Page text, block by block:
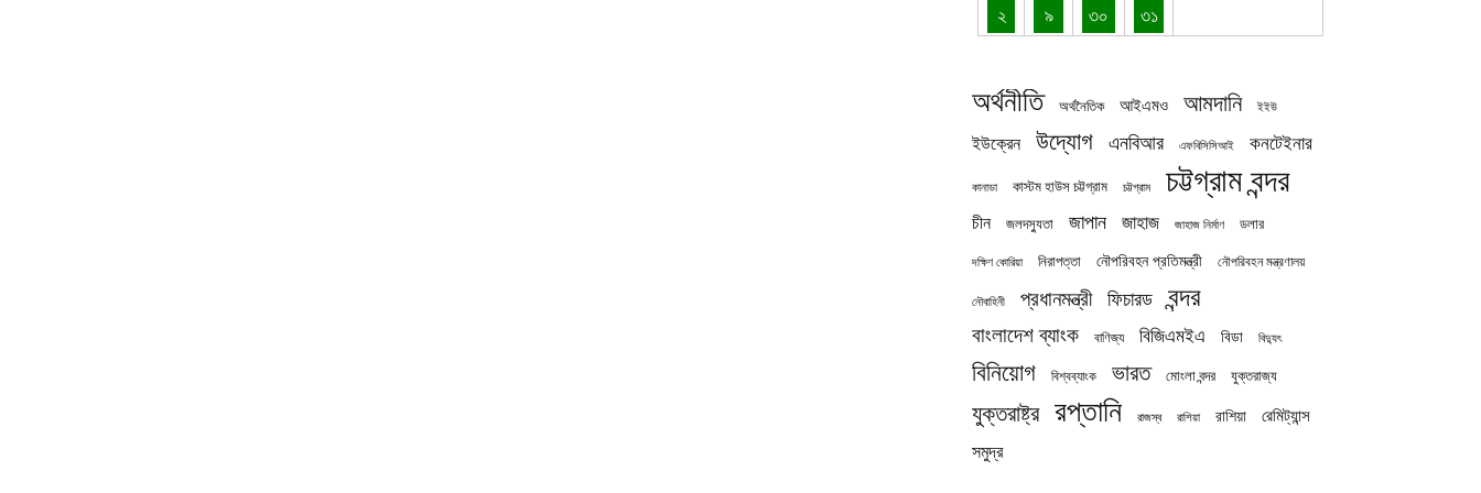
২ ৯ ৩০ ৩১
অর্থনীতি অর্থনৈতিক আইএমও আমদানি ইইউ
ইউক্রেন উদ্যোগ এনবিআর এফবিসিসিআই কনটেইনার
কানাডা কাস্টম হাউস চট্টগ্রাম চট্টগ্রাম চট্টগ্রাম বন্দর
চীন জলদস্যুতা জাপান জাহাজ জাহাজ নির্মাণ ডলার
দক্ষিণ কোরিয়া নিরাপত্তা নৌপরিবহন প্রতিমন্ত্রী নৌপরিবহন মন্ত্রণালয়
নৌবাহিনী প্রধানমন্ত্রী ফিচারড বন্দর
বাংলাদেশ ব্যাংক বাণিজ্য বিজিএমইএ বিডা বিদ্যুৎ
বিনিয়োগ বিশ্বব্যাংক ভারত মোংলা বন্দর যুক্তরাজ্য
যুক্তরাষ্ট্র রপ্তানি রাজস্ব রাশিয়া রাশিয়া রেমিট্যান্স
সমুদ্র